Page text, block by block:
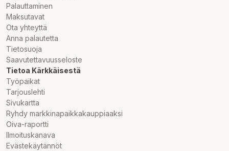
Palauttaminen
Maksutavat
Ota yhteyttä
Anna palautetta
Tietosuoja
Saavutettavuusseloste
Tietoa Kärkkäisestä
Työpaikat
Tarjouslehti
Sivukartta
Ryhdy markkinapaikkakauppiaaksi
Oiva-raportti
Ilmoituskanava
Evästekäytännöt